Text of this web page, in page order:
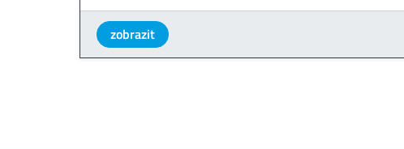
zobrazit